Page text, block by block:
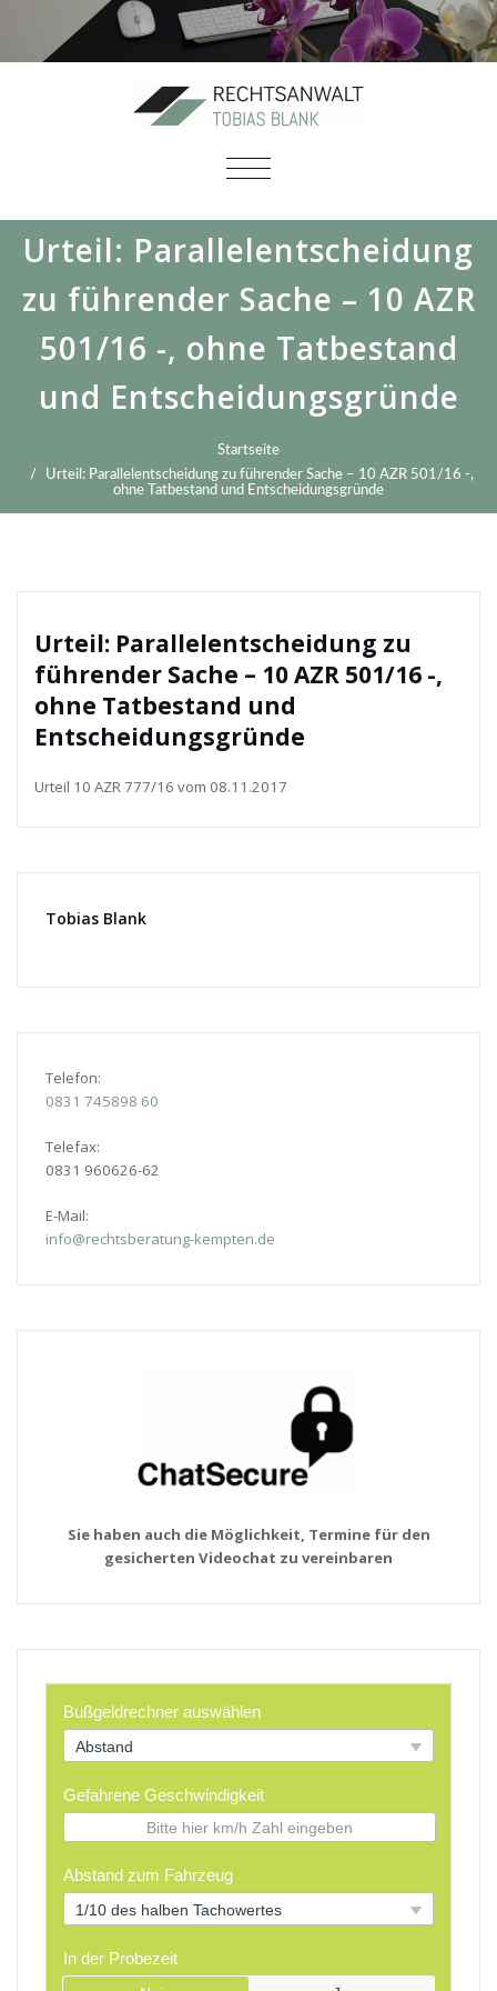
SCHALTE
Urteil: Parallelentscheidung
zu führender Sache – 10 AZR
501/16 -, ohne Tatbestand
und Entscheidungsgründe
Startseite
Urteil: Parallelentscheidung zu führender Sache – 10 AZR 501/16 -,
ohne Tatbestand und Entscheidungsgründe
Urteil: Parallelentscheidung zu
führender Sache – 10 AZR 501/16 -,
ohne Tatbestand und
Entscheidungsgründe
Urteil 10 AZR 777/16 vom 08.11.2017
Tobias Blank
Telefon:
0831 745898 60
Telefax:
0831 960626-62
E-Mail:
info@rechtsberatung-kempten.de
Sie haben auch die Möglichkeit, Termine für den
gesicherten Videochat zu vereinbaren